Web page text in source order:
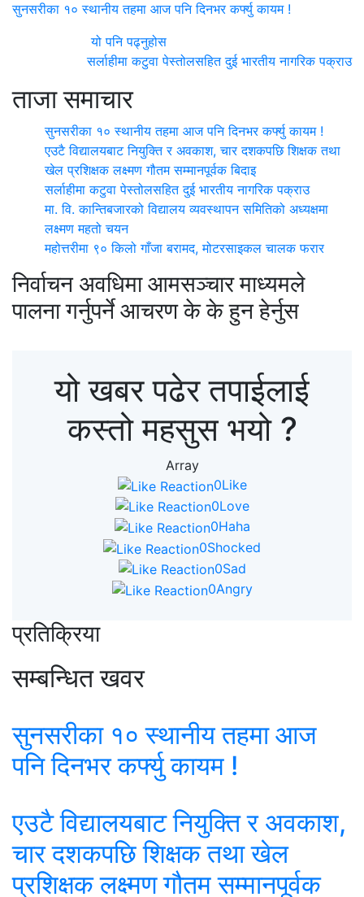
सुनसरीका १० स्थानीय तहमा आज पनि दिनभर कर्फ्यु कायम !
यो पनि पढ्नुहोस
सर्लाहीमा कटुवा पेस्तोलसहित दुई भारतीय नागरिक पक्राउ
ताजा समाचार
सुनसरीका १० स्थानीय तहमा आज पनि दिनभर कर्फ्यु कायम !
एउटै विद्यालयबाट नियुक्ति र अवकाश, चार दशकपछि शिक्षक तथा
खेल प्रशिक्षक लक्ष्मण गौतम सम्मानपूर्वक बिदाइ
सर्लाहीमा कटुवा पेस्तोलसहित दुई भारतीय नागरिक पक्राउ
मा. वि. कान्तिबजारको विद्यालय व्यवस्थापन समितिको अध्यक्षमा
लक्ष्मण महतो चयन
महोत्तरीमा ९० किलो गाँजा बरामद, मोटरसाइकल चालक फरार
निर्वाचन अवधिमा आमसञ्चार माध्यमले
पालना गर्नुपर्ने आचरण के के हुन हेर्नुस
यो खबर पढेर तपाईलाई
कस्तो महसुस भयो ?
Array
0Like
0Love
0Haha
0Shocked
0Sad
0Angry
प्रतिक्रिया
सम्बन्धित खवर
सुनसरीका १० स्थानीय तहमा आज
पनि दिनभर कर्फ्यु कायम !
एउटै विद्यालयबाट नियुक्ति र अवकाश,
चार दशकपछि शिक्षक तथा खेल
प्रशिक्षक लक्ष्मण गौतम सम्मानपूर्वक